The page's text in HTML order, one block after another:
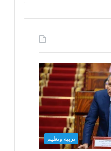
تربية وتعليم